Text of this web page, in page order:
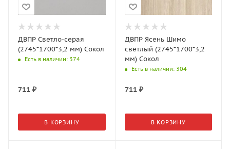
ДВПР Светло-серая
(2745*1700*3,2 мм) Сокол
Есть в наличии: 374
711 ₽
В КОРЗИНУ
ДВПР Ясень Шимо
светлый (2745*1700*3,2
мм) Сокол
Есть в наличии: 304
711₽
В КОРЗИНУ